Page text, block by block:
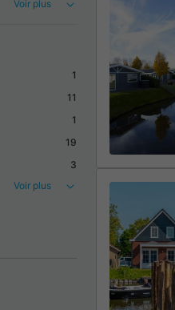
Voir plus
1
11
1
19
3
Voir plus